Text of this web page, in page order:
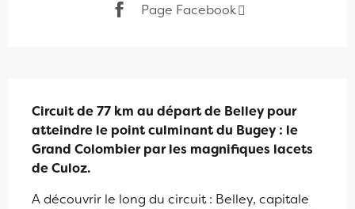
Page Facebook
Circuit de 77 km au départ de Belley pour
atteindre le point culminant du Bugey : le
Grand Colombier par les magnifiques lacets
de Culoz.
A découvrir le long du circuit : Belley, capitale